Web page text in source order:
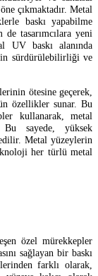
çıkmaktadır. Metal
baskı yapabilme
tasarımcılara yeni
UV baskı alanında
sürdürülebilirliği ve
ötesine geçerek,
özellikler sunar. Bu
kullanarak, metal
Bu sayede, yüksek
Metal yüzeylerin
her türlü metal
özel mürekkepler
sağlayan bir baskı
farklı olarak,